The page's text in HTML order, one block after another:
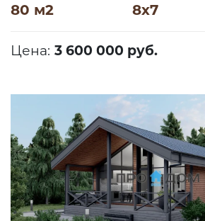
80 м2 8х7
Цена: 3 600 000 руб.